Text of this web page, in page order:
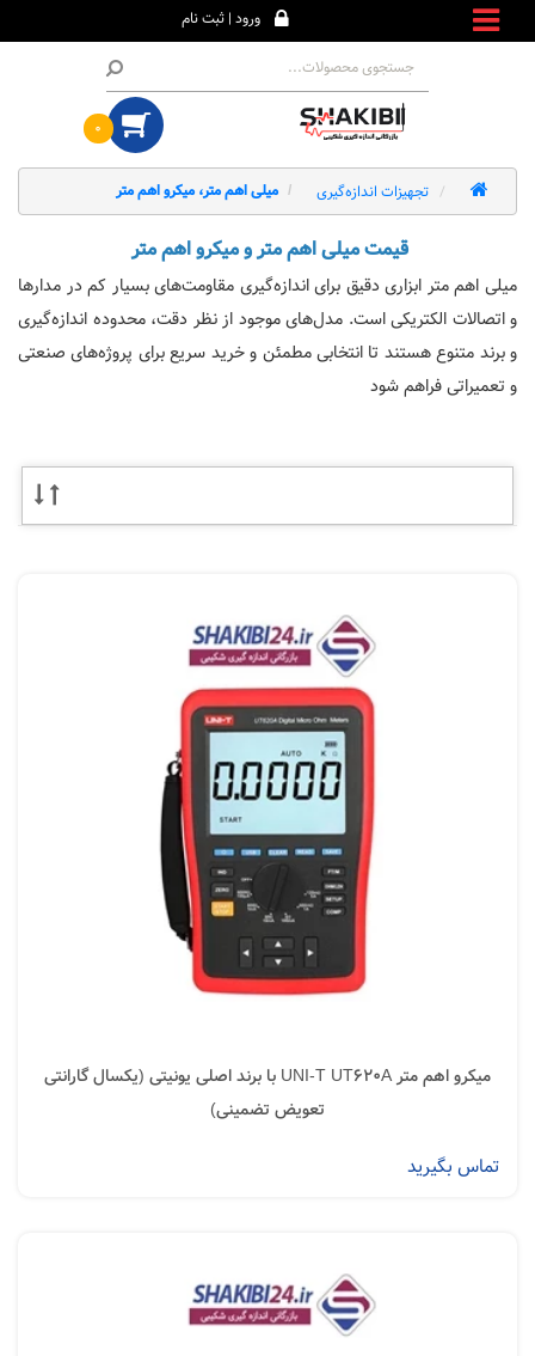
ورود | ثبت نام
۰
تجهیزات اندازه‌گیری میلی اهم متر، میکرو اهم متر
قیمت میلی اهم متر و میکرو اهم متر
میلی اهم متر ابزاری دقیق برای اندازه‌گیری مقاومت‌های بسیار کم در مدارها
و اتصالات الکتریکی است. مدل‌های موجود از نظر دقت، محدوده اندازه‌گیری
و برند متنوع هستند تا انتخابی مطمئن و خرید سریع برای پروژه‌های صنعتی
و تعمیراتی فراهم شود
میکرو اهم متر UNI-T UT620A با برند اصلی یونیتی (یکسال گارانتی
تعویض تضمینی)
تماس بگیرید